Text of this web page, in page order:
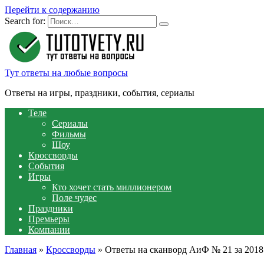
Перейти к содержанию
Search for:
Тут ответы на любые вопросы
Ответы на игры, праздники, события, сериалы
Теле
Сериалы
Фильмы
Шоу
Кроссворды
События
Игры
Кто хочет стать миллионером
Поле чудес
Праздники
Премьеры
Компании
Главная » Кроссворды » Ответы на сканворд АиФ № 21 за 2018